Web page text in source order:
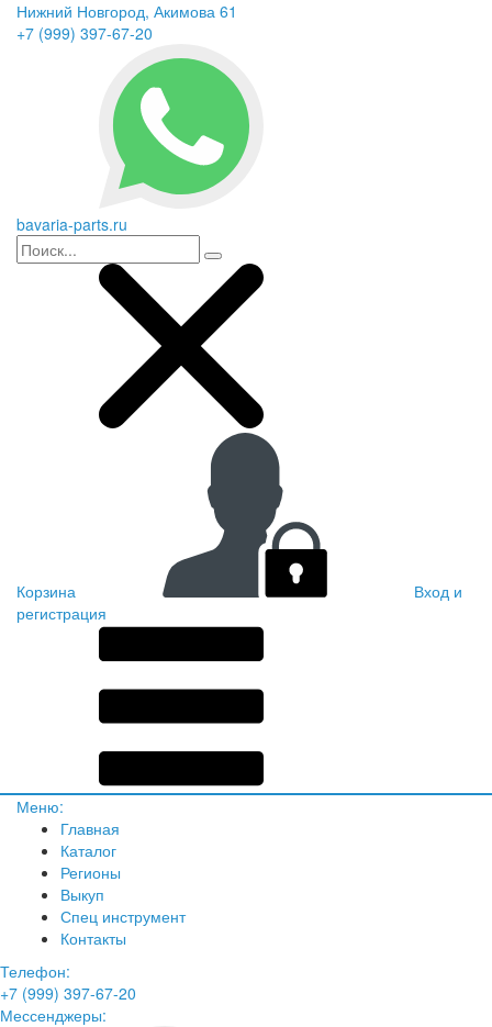
Нижний Новгород, Акимова 61
+7 (999) 397-67-20
bavaria-parts.ru
Корзина
Вход и
регистрация
Меню:
Главная
Каталог
Регионы
Выкуп
Спец инструмент
Контакты
Телефон:
+7 (999) 397-67-20
Мессенджеры: